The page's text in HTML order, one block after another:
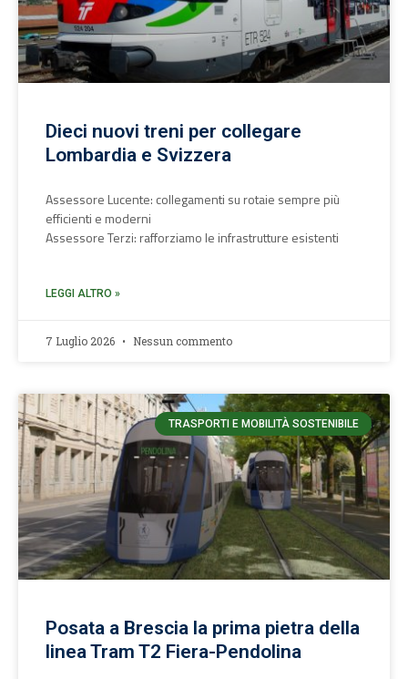
Dieci nuovi treni per collegare
Lombardia e Svizzera
Assessore Lucente: collegamenti su rotaie sempre più
efficienti e moderni
Assessore Terzi: rafforziamo le infrastrutture esistenti
LEGGI ALTRO »
7 Luglio 2026 Nessun commento
TRASPORTI E MOBILITÀ SOSTENIBILE
Posata a Brescia la prima pietra della
linea Tram T2 Fiera-Pendolina